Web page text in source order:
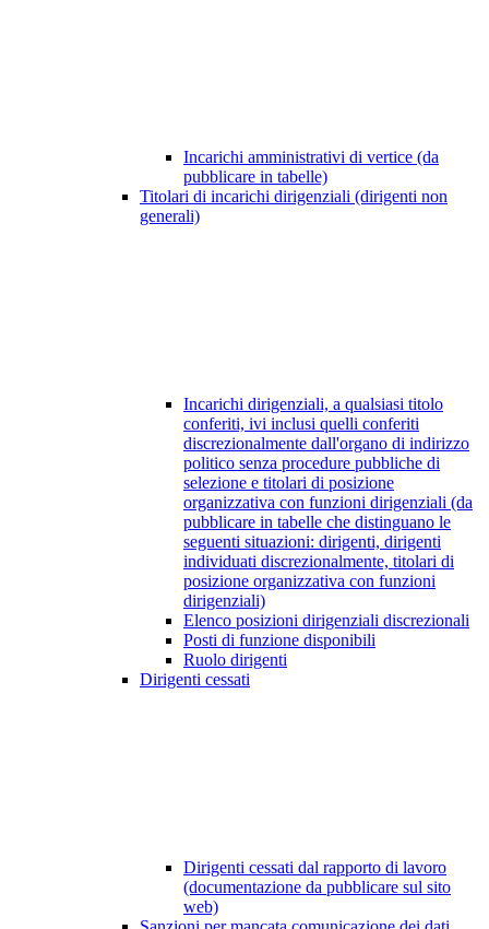
Incarichi amministrativi di vertice (da
pubblicare in tabelle)
Titolari di incarichi dirigenziali (dirigenti non
generali)
Incarichi dirigenziali, a qualsiasi titolo
conferiti, ivi inclusi quelli conferiti
discrezionalmente dall'organo di indirizzo
politico senza procedure pubbliche di
selezione e titolari di posizione
organizzativa con funzioni dirigenziali (da
pubblicare in tabelle che distinguano le
seguenti situazioni: dirigenti, dirigenti
individuati discrezionalmente, titolari di
posizione organizzativa con funzioni
dirigenziali)
Elenco posizioni dirigenziali discrezionali
Posti di funzione disponibili
Ruolo dirigenti
Dirigenti cessati
Dirigenti cessati dal rapporto di lavoro
(documentazione da pubblicare sul sito
web)